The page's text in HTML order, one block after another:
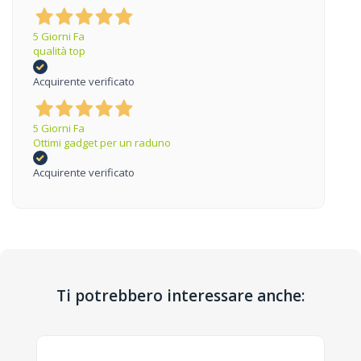
5 Giorni Fa
qualità top
Acquirente verificato
5 Giorni Fa
Ottimi gadget per un raduno
Acquirente verificato
Ti potrebbero interessare anche: